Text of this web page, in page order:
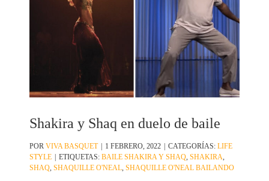
Shakira y Shaq en duelo de baile
PORVIVA BASQUET | 1 FEBRERO, 2022 | CATEGORÍAS:LIFE
STYLE | ETIQUETAS:BAILE SHAKIRA Y SHAQ ,SHAKIRA
SHAQ ,SHAQUILLE O'NEAL ,SHAQUILLE O'NEAL BAILANDO